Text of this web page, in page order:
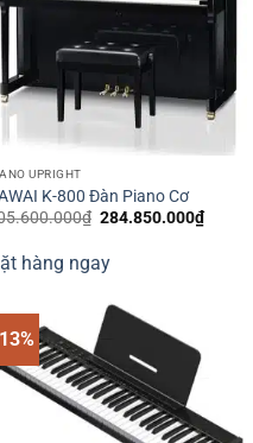
UPRIGHT
K-800 Đàn Piano Cơ
₫ Giá
305.600.000₫.
284.850.000₫Giá
hiện
hàng ngay